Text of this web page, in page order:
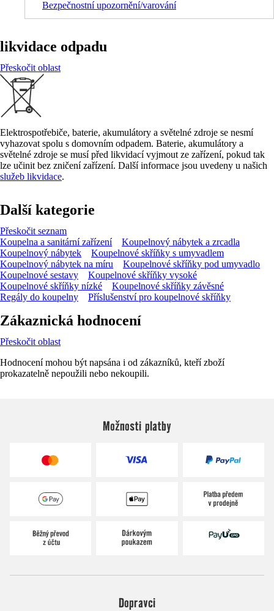
Bezpečnostní upozornění/varování
likvidace odpadu
Přeskočit oblast
Elektrospotřebiče, baterie, akumulátory a světelné zdroje se nesmí
vyhazovat spolu s domovním odpadem. Baterie, akumulátory a
světelné zdroje se musí před likvidací vyjmout ze zařízení, pokud tak
lze učinit bez zničení zařízení. Další informace jsou uvedeny u našich
služeb likvidace.
Další kategorie
Přeskočit seznam
Koupelna a sanitární zařízení
Koupelnový nábytek a zrcadla
Koupelnový nábytek
Koupelnové skříňky s umyvadlem
Koupelnový nábytek na míru
Koupelnové skříňky pod umyvadlo
Koupelnové sestavy
Koupelnové skříňky vysoké
Koupelnové skříňky nízké
Koupelnové skříňky závěsné
Regály do koupelny
Příslušenství pro koupelnové skříňky
Zákaznická hodnocení
Přeskočit oblast
Hodnocení mohou být napsána i od zákazníků, kteří zboží
prokazatelně nepoužili nebo nekoupili.
Možnosti platby
Dopravci